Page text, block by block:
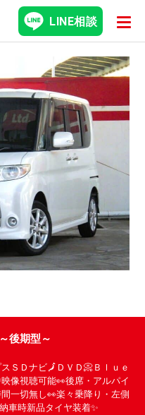
LINE相談
期型～
ＳＤナビ🗾ＤＶＤ📀Ｂｌｕｅ
像視聴可能👀後席・アルパイ
一切無し👀楽々乗降り・左側
車時新品タイヤ装着✨